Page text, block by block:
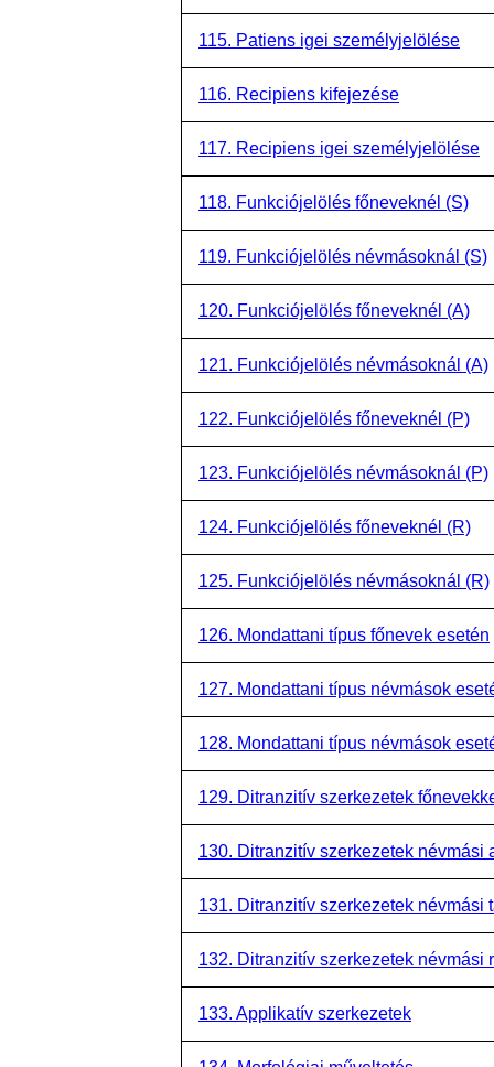
115. Patiens igei személyjelölése
116. Recipiens kifejezése
117. Recipiens igei személyjelölése
118. Funkciójelölés főneveknél (S)
119. Funkciójelölés névmásoknál (S)
120. Funkciójelölés főneveknél (A)
121. Funkciójelölés névmásoknál (A)
122. Funkciójelölés főneveknél (P)
123. Funkciójelölés névmásoknál (P)
124. Funkciójelölés főneveknél (R)
125. Funkciójelölés névmásoknál (R)
126. Mondattani típus főnevek esetén
127. Mondattani típus névmások
128. Mondattani típus névmások
129. Ditranzitív szerkezetek
130. Ditranzitív szerkezetek névmási
131. Ditranzitív szerkezetek névmási
132. Ditranzitív szerkezetek névmási
133. Applikatív szerkezetek